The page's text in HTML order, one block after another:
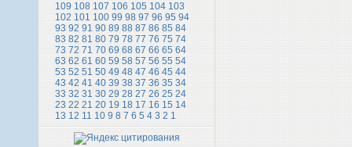
109 108 107 106 105 104 103
102 101 100 99 98 97 96 95 94
93 92 91 90 89 88 87 86 85 84
83 82 81 80 79 78 77 76 75 74
73 72 71 70 69 68 67 66 65 64
63 62 61 60 59 58 57 56 55 54
53 52 51 50 49 48 47 46 45 44
43 42 41 40 39 38 37 36 35 34
33 32 31 30 29 28 27 26 25 24
23 22 21 20 19 18 17 16 15 14
13 12 11 10 9 8 7 6 5 4 3 2 1